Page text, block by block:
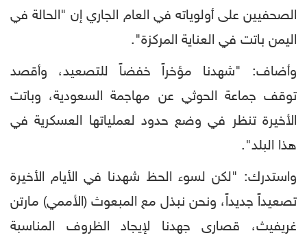
الصحفيين على أولوياته في العام الجاري إن "الحالة في
اليمن باتت في العناية المركزة".
وأضاف: "شهدنا مؤخراً خفضاً للتصعيد، وأقصد
توقف جماعة الحوثي عن مهاجمة السعودية، وباتت
الأخيرة تنظر في وضع حدود لعملياتها العسكرية في
هذا البلد".
واستدرك: "لكن لسوء الحظ شهدنا في الأيام الأخيرة
تصعيداً جديداً، ونحن نبذل مع المبعوث (الأممي) مارتن
غريفيث، قصارى جهدنا لإيجاد الظروف المناسبة